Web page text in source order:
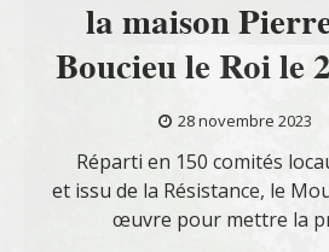
la maison
Boucieu le Roi le
28 novembre 2023
Réparti en 150 comités
et issu de la Résistance, le
œuvre pour mettre la